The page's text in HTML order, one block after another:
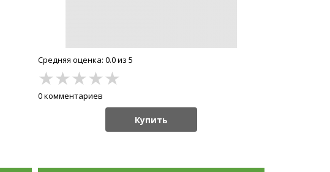
Средняя оценка: 0.0 из 5
★★★★★
0 комментариев
Купить